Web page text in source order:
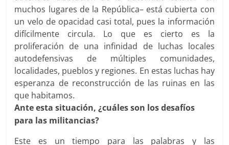
muchos lugares de la República– está cubierta con
un velo de opacidad casi total, pues la información
difícilmente circula. Lo que es cierto es la
proliferación de una infinidad de luchas locales
autodefensivas de múltiples comunidades,
localidades, pueblos y regiones. En estas luchas hay
esperanza de reconstrucción de las ruinas en las
que habitamos.
Ante esta situación, ¿cuáles son los desafíos
para las militancias?
Este es un tiempo para las palabras y las